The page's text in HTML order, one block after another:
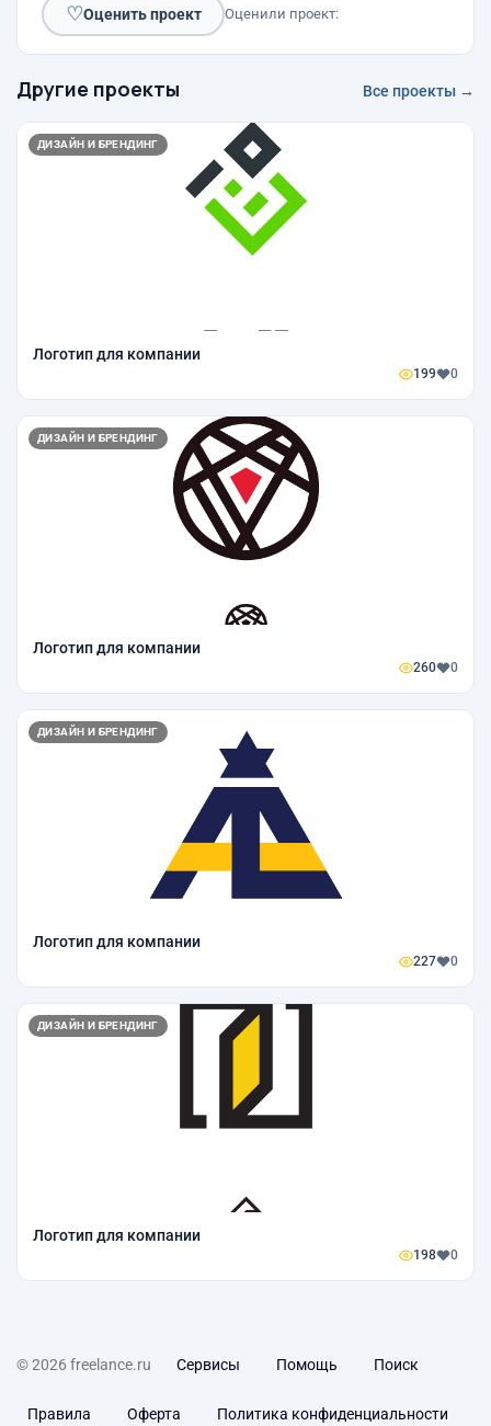
♡Оценить проект Оценили проект:
Другие проекты Все проекты →
ДИЗАЙН И БРЕНДИНГ
Логотип для компании
199 0
ДИЗАЙН И БРЕНДИНГ
Логотип для компании
260 0
ДИЗАЙН И БРЕНДИНГ
Логотип для компании
227 0
ДИЗАЙН И БРЕНДИНГ
Логотип для компании
198 0
© 2026 freelance.ru Сервисы Помощь Поиск
Правила Оферта Политика конфиденциальности